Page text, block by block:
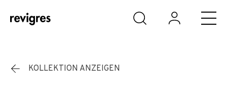
Zum Hauptinhalt springen
KOLLEKTION ANZEIGEN